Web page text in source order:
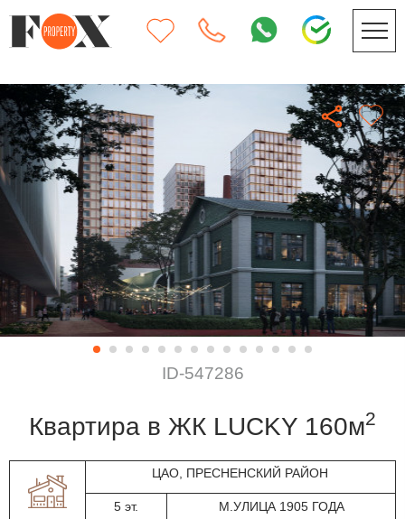
ID-547286
квартира в ЖК LUCKY 160м2
ЦАО, ПРЕСНЕНСКИЙ РАЙОН
5 эт. М.УЛИЦА 1905 ГОДА